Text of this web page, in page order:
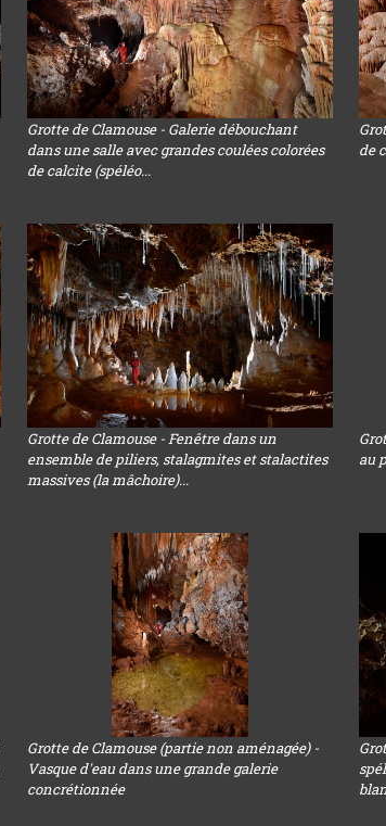
Grotte de Clamouse - Galerie débouchant
dans une salle avec grandes coulées colorées
de calcite (spéléo...
de
Grotte de Clamouse - Fenêtre dans un
ensemble de piliers, stalagmites et stalactites
massives (la mâchoire)...
au
Grotte de Clamouse (partie non aménagée) -
Vasque d'eau dans une grande galerie
concrétionnée